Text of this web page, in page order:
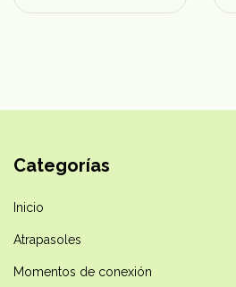
Categorías
Inicio
Atrapasoles
Momentos de conexión